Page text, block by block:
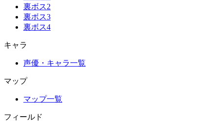
裏ボス2
裏ボス3
裏ボス4
キャラ
声優・キャラ一覧
マップ
マップ一覧
フィールド